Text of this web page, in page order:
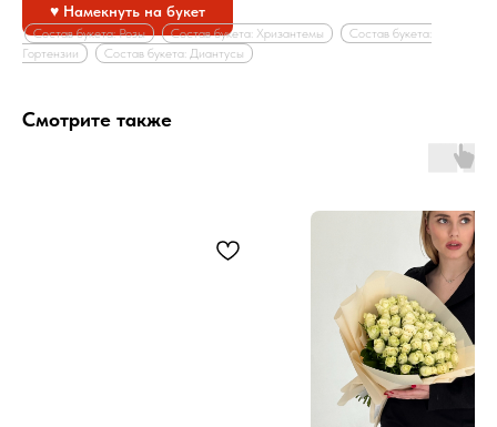
♥ Намекнуть на букет
Состав букета: Розы Состав букета: Хризантемы
Состав букета:
Гортензии
Состав букета: Диантусы
Смотрите также